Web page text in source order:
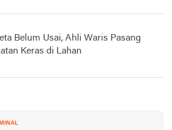
Belum Usai, Ahli Waris Pasang
Keras di Lahan